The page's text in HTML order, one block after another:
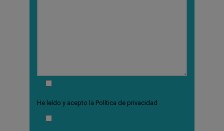
He leído y acepto la Política de privacidad